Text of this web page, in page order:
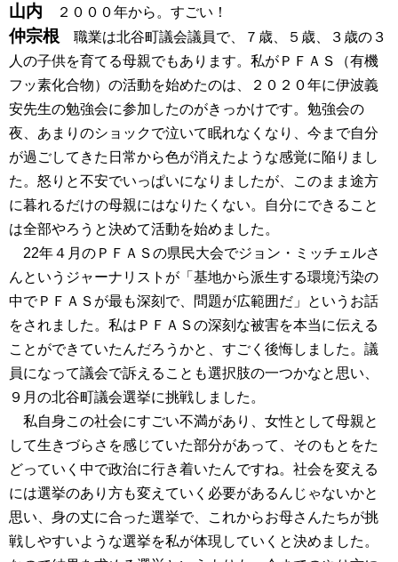
山内 ２０００年から。すごい！
仲宗根 職業は北谷町議会議員で、７歳、５歳、３歳の３
人の子供を育てる母親でもあります。私がＰＦＡＳ（有機
フッ素化合物）の活動を始めたのは、２０２０年に伊波義
安先生の勉強会に参加したのがきっかけです。勉強会の
夜、あまりのショックで泣いて眠れなくなり、今まで自分
が過ごしてきた日常から色が消えたような感覚に陥りまし
た。怒りと不安でいっぱいになりましたが、このまま途方
に暮れるだけの母親にはなりたくない。自分にできること
は全部やろうと決めて活動を始めました。
22年４月のＰＦＡＳの県民大会でジョン・ミッチェルさ
んというジャーナリストが「基地から派生する環境汚染の
中でＰＦＡＳが最も深刻で、問題が広範囲だ」というお話
をされました。私はＰＦＡＳの深刻な被害を本当に伝える
ことができていたんだろうかと、すごく後悔しました。議
員になって議会で訴えることも選択肢の一つかなと思い、
９月の北谷町議会選挙に挑戦しました。
私自身この社会にすごい不満があり、女性として母親と
して生きづらさを感じていた部分があって、そのもとをた
どっていく中で政治に行き着いたんですね。社会を変える
には選挙のあり方も変えていく必要があるんじゃないかと
思い、身の丈に合った選挙で、これからお母さんたちが挑
戦しやすいような選挙を私が体現していくと決めました。